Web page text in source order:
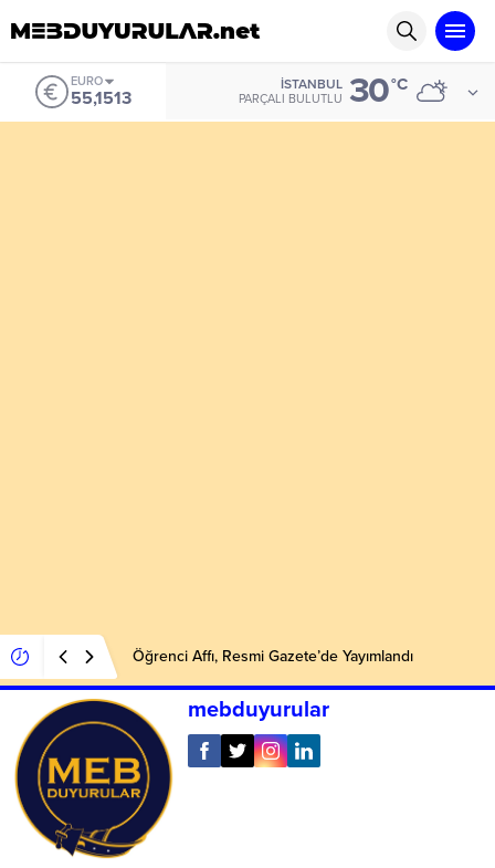
EURO
55,1513
İSTANBUL
PARÇALI BULUTLU 30°C
Öğrenci Affı, Resmi Gazete’de Yayımlandı
mebduyurular